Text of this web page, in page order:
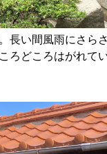
長い間風雨にさら
ろどころはがれて